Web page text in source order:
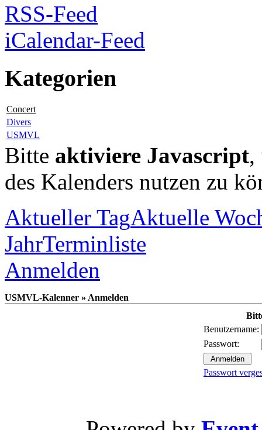
RSS-Feed
iCalendar-Feed
Kategorien
Concert
Divers
USMVL
Bitte aktiviere Javascript,
des Kalenders nutzen zu
Aktueller TagAktuelle
JahrTerminliste
Anmelden
USMVL-Kalenner » Anmelden
Benutzername:
Passwort:
Passwort